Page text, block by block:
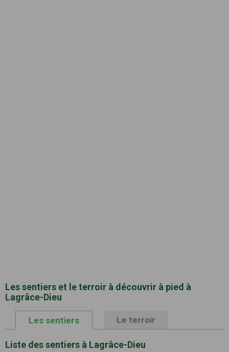
Les sentiers et le terroir à découvrir à pied à
Lagrâce-Dieu
Les sentiers Le terroir
Liste des sentiers à Lagrâce-Dieu